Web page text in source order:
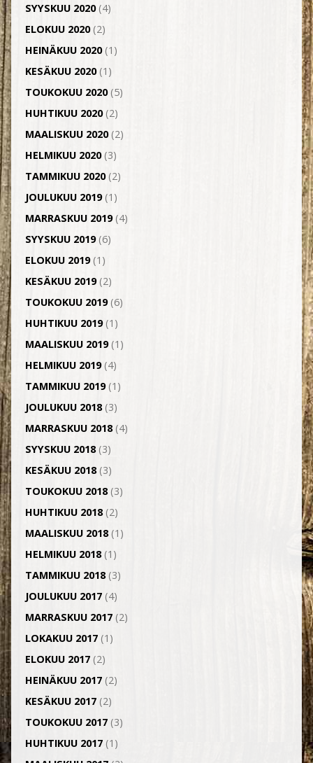
SYYSKUU 2020(4)
ELOKUU 2020(2)
HEINÄKUU 2020(1)
KESÄKUU 2020(1)
TOUKOKUU 2020(5)
HUHTIKUU 2020(2)
MAALISKUU 2020(2)
HELMIKUU 2020(3)
TAMMIKUU 2020(2)
JOULUKUU 2019(1)
MARRASKUU 2019(4)
SYYSKUU 2019(6)
ELOKUU 2019(1)
KESÄKUU 2019(2)
TOUKOKUU 2019(6)
HUHTIKUU 2019(1)
MAALISKUU 2019(1)
HELMIKUU 2019(4)
TAMMIKUU 2019(1)
JOULUKUU 2018(3)
MARRASKUU 2018(4)
SYYSKUU 2018(3)
KESÄKUU 2018(3)
TOUKOKUU 2018(3)
HUHTIKUU 2018(2)
MAALISKUU 2018(1)
HELMIKUU 2018(1)
TAMMIKUU 2018(3)
JOULUKUU 2017(4)
MARRASKUU 2017(2)
LOKAKUU 2017(1)
ELOKUU 2017(2)
HEINÄKUU 2017(2)
KESÄKUU 2017(2)
TOUKOKUU 2017(3)
HUHTIKUU 2017(1)